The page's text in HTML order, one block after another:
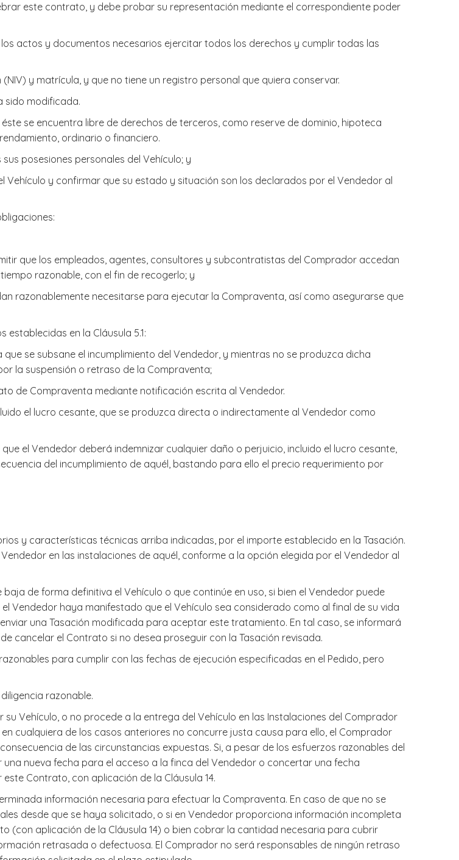
este contrato, y debe probar su representación mediante el correspondiente poder
actos y documentos necesarios ejercitar todos los derechos y cumplir todas las
y matrícula, y que no tiene un registro personal que quiera conservar.
sido modificada.
se encuentra libre de derechos de terceros, como reserve de dominio, hipoteca
ordinario o financiero.
posesiones personales del Vehículo; y
y confirmar que su estado y situación son los declarados por el Vendedor al
que los empleados, agentes, consultores y subcontratistas del Comprador accedan
razonable, con el fin de recogerlo; y
razonablemente necesitarse para ejecutar la Compraventa, así como asegurarse que
establecidas en la Cláusula 5.1:
se subsane el incumplimiento del Vendedor, y mientras no se produzca dicha
la suspensión o retraso de la Compraventa;
de Compraventa mediante notificación escrita al Vendedor.
el lucro cesante, que se produzca directa o indirectamente al Vendedor como
el Vendedor deberá indemnizar cualquier daño o perjuicio, incluido el lucro cesante,
del incumplimiento de aquél, bastando para ello el precio requerimiento por
y características técnicas arriba indicadas, por el importe establecido en la Tasación.
en las instalaciones de aquél, conforme a la opción elegida por el Vendedor al
de forma definitiva el Vehículo o que continúe en uso, si bien el Vendedor puede
Vendedor haya manifestado que el Vehículo sea considerado como al final de su vida
una Tasación modificada para aceptar este tratamiento. En tal caso, se informará
cancelar el Contrato si no desea proseguir con la Tasación revisada.
para cumplir con las fechas de ejecución especificadas en el Pedido, pero
razonable.
Vehículo, o no procede a la entrega del Vehículo en las Instalaciones del Comprador
cualquiera de los casos anteriores no concurre justa causa para ello, el Comprador
de las circunstancias expuestas. Si, a pesar de los esfuerzos razonables del
nueva fecha para el acceso a la finca del Vendedor o concertar una fecha
Contrato, con aplicación de la Cláusula 14.
información necesaria para efectuar la Compraventa. En caso de que no se
desde que se haya solicitado, o si en Vendedor proporciona información incompleta
aplicación de la Cláusula 14) o bien cobrar la cantidad necesaria para cubrir
retrasada o defectuosa. El Comprador no será responsables de ningún retraso